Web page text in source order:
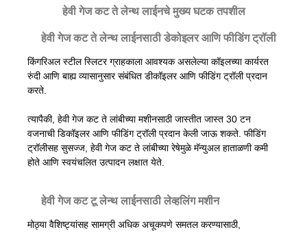
हेवी गेज कट ते लेन्थ लाईनचे मुख्य घटक तपशील
हेवी गेज कट ते लेन्थ लाईनसाठी डेकोइलर आणि फीडिंग ट्रॉली
किंगरिअल स्टील स्लिटर ग्राहकाला आवश्यक असलेल्या कॉइलच्या कार्यरत
रुंदी आणि बाह्य व्यासानुसार संबंधित डीकॉइलर आणि फीडिंग ट्रॉली प्रदान
करते.
त्यापैकी, हेवी गेज कट ते लांबीच्या मशीनसाठी जास्तीत जास्त 30 टन
वजनाची डिकॉइलर आणि फीडिंग ट्रॉली प्रदान केली जाऊ शकते. फीडिंग
ट्रॉलीसह सुसज्ज, हेवी गेज कट ते लांबीच्या रेषेमुळे मॅन्युअल हाताळणी कमी
होते आणि स्वयंचलित उत्पादन लक्षात येते.
हेवी गेज कट टू लेन्थ लाईनसाठी लेव्हलिंग मशीन
मोठ्या वैशिष्ट्यांसह सामग्री अधिक अचूकपणे समतल करण्यासाठी,